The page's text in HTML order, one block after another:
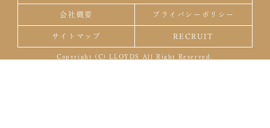
会社概要 プライバシーポリシー
サイトマップ RECRUIT
Copyright (C) LLOYDS All Right Reserved.